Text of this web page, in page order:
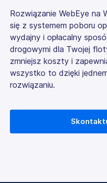
Rozwiązanie WebEye na
się z systemem poboru
wydajny i opłacalny
drogowymi dla Twojej
zmniejsz koszty i
wszystko to dzięki
rozwiązaniu.